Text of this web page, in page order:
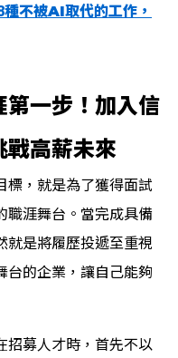
不被AI取代的工作，
第一步！加入信
戰高薪未來
標，就是為了獲得面試
職涯舞台。當完成具備
就是將履歷投遞至重視
台的企業，讓自己能夠
招募人才時，首先不以